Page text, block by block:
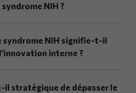
NIH ?
syndrome NIH signifie-t-il
interne ?
il stratégique de dépasser le